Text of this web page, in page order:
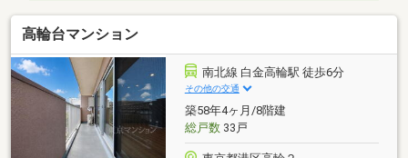
高輪台マンション
南北線 白金高輪駅 徒歩6分
その他の交通
築58年4ヶ月/8階建
総戸数33戸